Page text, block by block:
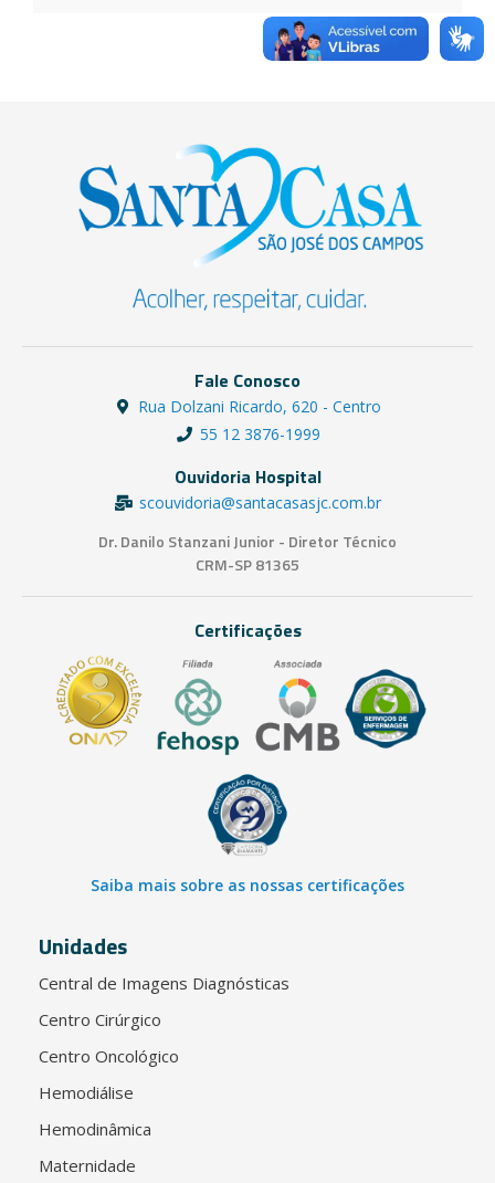
Fale Conosco
Rua Dolzani Ricardo, 620 - Centro
55 12 3876-1999
Ouvidoria Hospital
scouvidoria@santacasasjc.com.br
Dr. Danilo Stanzani Junior - Diretor Técnico
CRM-SP 81365
Certificações
Saiba mais sobre as nossas certificações
Unidades
Central de Imagens Diagnósticas
Centro Cirúrgico
Centro Oncológico
Hemodiálise
Hemodinâmica
Maternidade